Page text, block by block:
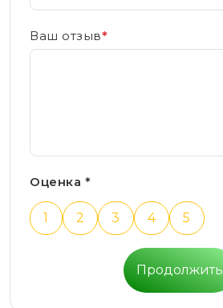
Ваш отзыв*
Оценка *
1 2 3 4 5
Продолжить